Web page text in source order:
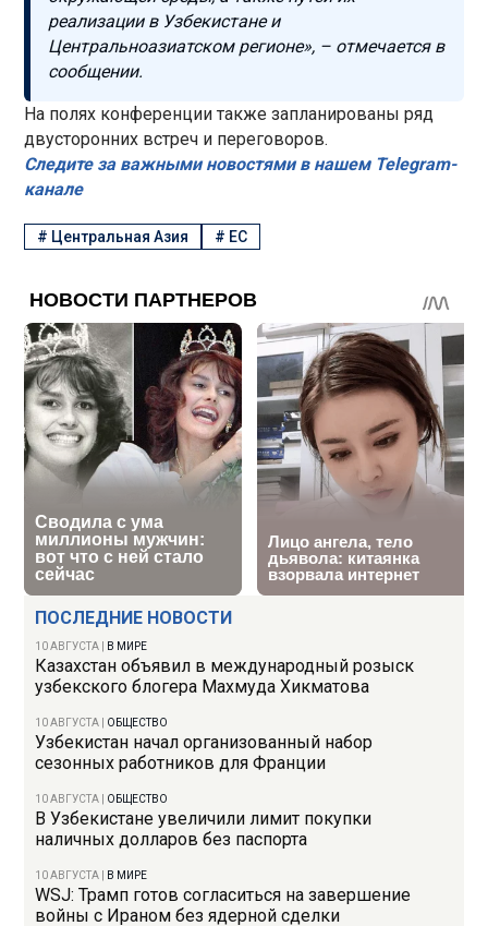
ПОСЛЕДНИЕ НОВОСТИ
10 АВГУСТА В МИРЕ
Казахстан объявил в международный розыск
узбекского блогера Махмуда Хикматова
10 АВГУСТА ОБЩЕСТВО
Узбекистан начал организованный набор
сезонных работников для Франции
10 АВГУСТА ОБЩЕСТВО
В Узбекистане увеличили лимит покупки
наличных долларов без паспорта
10 АВГУСТА В МИРЕ
WSJ: Трамп готов согласиться на завершение
войны с Ираном без ядерной сделки
реализации в Узбекистане и
Центральноазиатском регионе», – отмечается в
сообщении.
На полях конференции также запланированы ряд
двусторонних встреч и переговоров.
Следите за важными новостями в нашем Telegram-
канале
# Центральная Азия # ЕС